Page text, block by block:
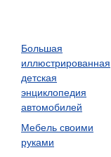
Большая
иллюстрированная
детская
энциклопедия
автомобилей
Мебель своими
руками